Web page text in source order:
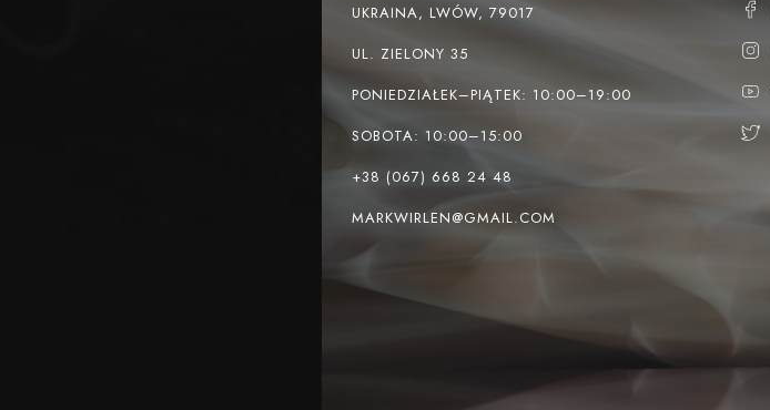
UKRAINA, LWÓW, 79017
UL. ZIELONY 35
PONIEDZIAŁEK–PIĄTEK: 10:00–19:00
SOBOTA: 10:00–15:00
+38 (067) 668 24 48
MARKWIRLEN@GMAIL.COM